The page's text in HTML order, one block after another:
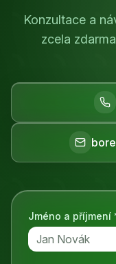
Konzultace a
zcela
Jméno a příjmení